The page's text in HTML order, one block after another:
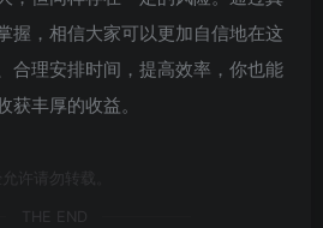
握，相信大家可以更加自信地在这
合理安排时间，提高效率，你也能
丰厚的收益。
许请勿转载。
THE END